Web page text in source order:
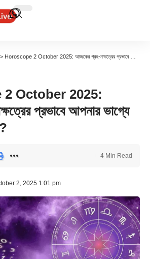
> Horoscope 2 October 2025: আজকের গ্রহ-নক্ষত্রের প্রভাবে আপনার ভাগ্যে কী ঘটতে চলেছে?
October 2025:
প্রভাবে আপনার ভাগ্যে
2, 2025 1:01 pm
4 Min Read